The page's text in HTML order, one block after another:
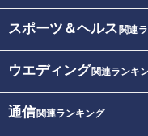
スポーツ＆ヘルス 関連
ウエディング関連ランキ
通信関連ランキング